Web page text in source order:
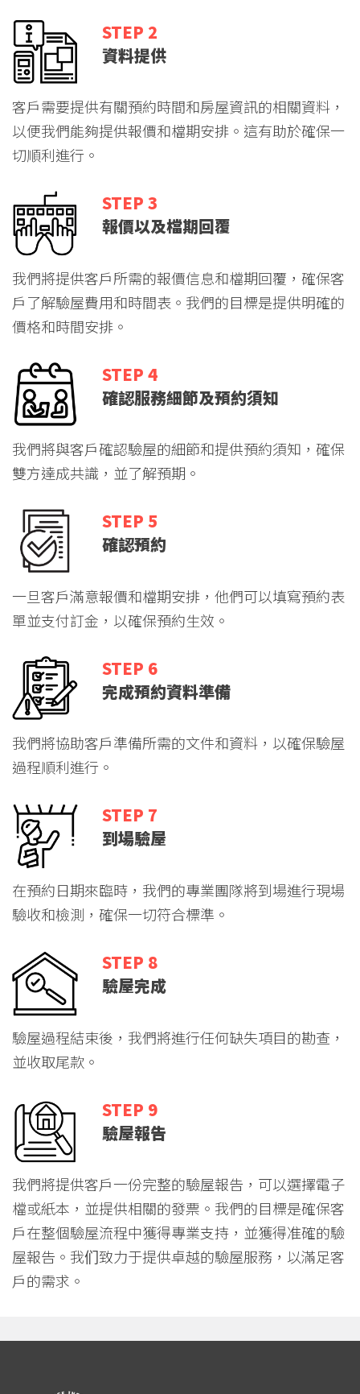
STEP 2
資料提供
客戶需要提供有關預約時間和房屋資訊的相關資料，
以便我們能夠提供報價和檔期安排。這有助於確保一
切順利進行。
STEP 3
報價以及檔期回覆
我們將提供客戶所需的報價信息和檔期回覆，確保客
戶了解驗屋費用和時間表。我們的目標是提供明確的
價格和時間安排。
STEP 4
確認服務細節及預約須知
我們將與客戶確認驗屋的細節和提供預約須知，確保
雙方達成共識，並了解預期。
STEP 5
確認預約
一旦客戶滿意報價和檔期安排，他們可以填寫預約表
單並支付訂金，以確保預約生效。
STEP 6
完成預約資料準備
我們將協助客戶準備所需的文件和資料，以確保驗屋
過程順利進行。
STEP 7
到場驗屋
在預約日期來臨時，我們的專業團隊將到場進行現場
驗收和檢測，確保一切符合標準。
STEP 8
驗屋完成
驗屋過程結束後，我們將進行任何缺失項目的勘查，
並收取尾款。
STEP 9
驗屋報告
我們將提供客戶一份完整的驗屋報告，可以選擇電子
檔或紙本，並提供相關的發票。我們的目標是確保客
戶在整個驗屋流程中獲得專業支持，並獲得准確的驗
屋報告。我们致力于提供卓越的驗屋服務，以滿足客
戶的需求。